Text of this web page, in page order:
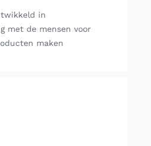
in
met de mensen voor
maken